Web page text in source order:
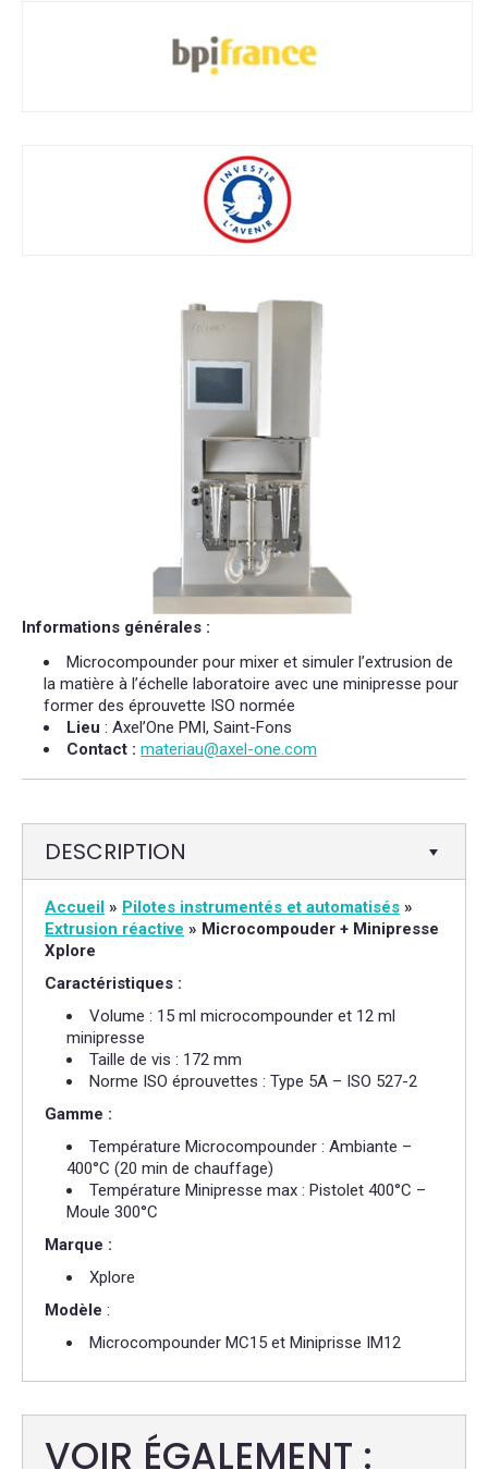
Informations générales :
Microcompounder pour mixer et simuler l’extrusion de
la matière à l’échelle laboratoire avec une minipresse pour
former des éprouvette ISO normée
Lieu : Axel’One PMI, Saint-Fons
Contact : materiau@axel-one.com
DESCRIPTION
Accueil » Pilotes instrumentés et automatisés »
Extrusion réactive » Microcompouder + Minipresse
Xplore
Caractéristiques :
Volume : 15 ml microcompounder et 12 ml
minipresse
Taille de vis : 172 mm
Norme ISO éprouvettes : Type 5A – ISO 527-2
Gamme :
Température Microcompounder : Ambiante –
400°C (20 min de chauffage)
Température Minipresse max : Pistolet 400°C –
Moule 300°C
Marque :
Xplore
Modèle :
Microcompounder MC15 et Miniprisse IM12
VOIR ÉGALEMENT :